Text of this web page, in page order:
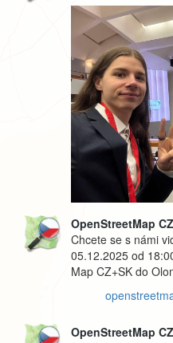
OpenStreetMap CZ
Chcete se s námi
05.12.2025 od
Map CZ+SK do
OpenStreetMap CZ